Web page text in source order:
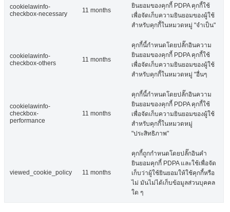
cookielawinfo-
checkbox-necessary
11 months
ยินยอมของคุกกี้ PDPA คุกกี้ใช้
เพื่อจัดเก็บความยินยอมของผู้ใช้
สำหรับคุกกี้ในหมวดหมู่ "จำเป็น"
cookielawinfo-
checkbox-others
11 months
คุกกี้นี้กำหนดโดยปลั๊กอินความ
ยินยอมของคุกกี้ PDPA คุกกี้ใช้
เพื่อจัดเก็บความยินยอมของผู้ใช้
สำหรับคุกกี้ในหมวดหมู่ "อื่นๆ
cookielawinfo-
checkbox-
performance
11 months
คุกกี้นี้กำหนดโดยปลั๊กอินความ
ยินยอมของคุกกี้ PDPA คุกกี้ใช้
เพื่อจัดเก็บความยินยอมของผู้ใช้
สำหรับคุกกี้ในหมวดหมู่
"ประสิทธิภาพ"
viewed_cookie_policy 11 months
คุกกี้ถูกกำหนดโดยปลั๊กอินคำ
ยินยอมคุกกี้ PDPA และใช้เพื่อจัด
เก็บว่าผู้ใช้ยินยอมให้ใช้คุกกี้หรือ
ไม่ มันไม่ได้เก็บข้อมูลส่วนบุคคล
ใด ๆ